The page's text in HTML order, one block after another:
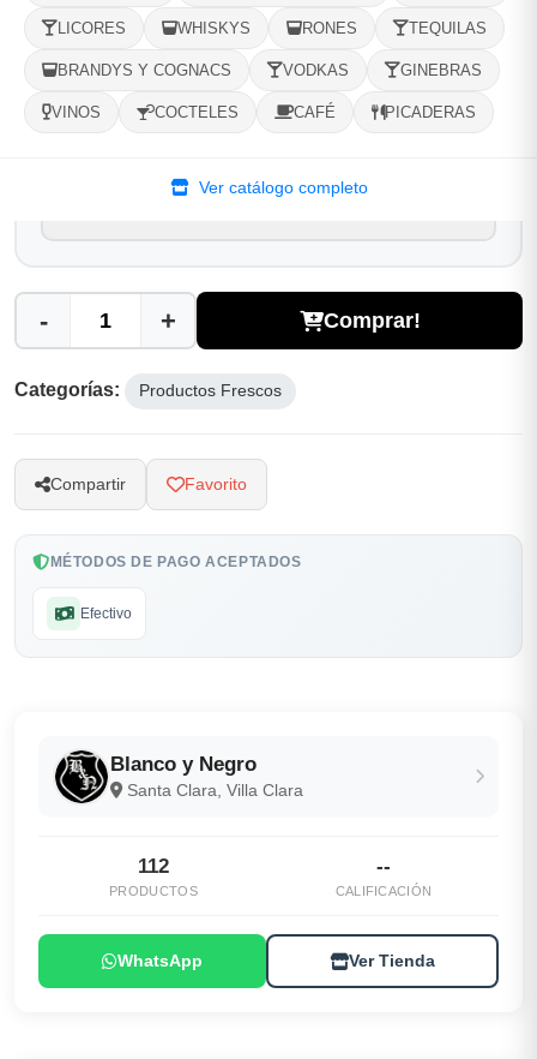
LICORES WHISKYS RONES TEQUILAS
BRANDYS Y COGNACS VODKAS GINEBRAS
VINOS COCTELES CAFÉ PICADERAS
Ver catálogo completo
Selecciona tu ubicacion
PROVINCIA
- + Comprar!
Categorías: Productos Frescos
Compartir Favorito
MÉTODOS DE PAGO ACEPTADOS
Efectivo
Blanco y Negro
Santa Clara, Villa Clara
112
PRODUCTOS
--
CALIFICACIÓN
WhatsApp Ver Tienda